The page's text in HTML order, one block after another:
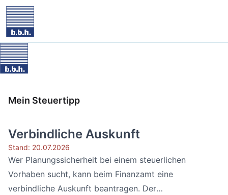
Mein Steuertipp
Verbindliche Auskunft
Stand: 20.07.2026
Wer Planungssicherheit bei einem steuerlichen
Vorhaben sucht, kann beim Finanzamt eine
verbindliche Auskunft beantragen. Der